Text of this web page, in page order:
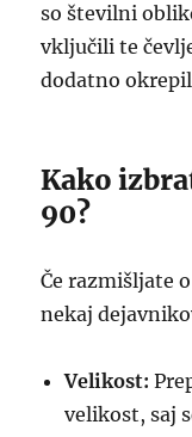
so številni
vključili te
dodatno
Kako
90?
Če razmišljate
nekaj
Velikost:
velikost, saj